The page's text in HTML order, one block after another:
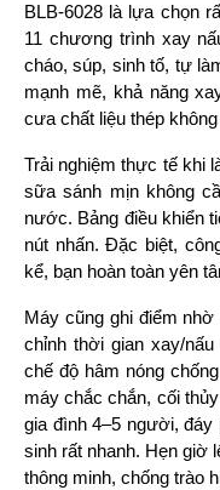
BLB-6028 là lựa chọn
11 chương trình xay
cháo, súp, sinh tố, tự
mạnh mẽ, khả năng
cưa chất liệu thép
Trải nghiệm thực tế khi
sữa sánh mịn không
nước. Bảng điều khiển
nút nhấn. Đặc biệt,
kể, bạn hoàn toàn yên
Máy cũng ghi điểm
chỉnh thời gian xay/
chế độ hâm nóng
máy chắc chắn, cối
gia đình 4–5 người, đáy
sinh rất nhanh. Hẹn giờ
thông minh, chống trào